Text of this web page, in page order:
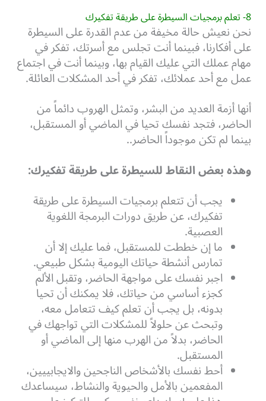
8- تعلم برمجيات السيطرة على طريقة تفكيرك
نحن نعيش حالة مخيفة من عدم القدرة على السيطرة
على أفكارنا، فبينما أنت تجلس مع أسرتك، تفكر في
مهام عملك التي عليك القيام بها، وبينما أنت في اجتماع
عمل مع أحد عملائك، تفكر في أحد المشكلات العائلة.
أنها أزمة العديد من البشر، وتمثل الهروب دائماً من
الحاضر، فتجد نفسك تحيا في الماضي أو المستقبل،
بينما لم تكن موجوداً الحاضر..
وهذه بعض النقاط للسيطرة على طريقة تفكيرك:
يجب أن تتعلم برمجيات السيطرة على طريقة
تفكيرك، عن طريق دورات البرمجة اللغوية
العصبية.
ما إن خططت للمستقبل، فما عليك إلا أن
تمارس أنشطة حياتك اليومية بشكل طبيعي.
اجبر نفسك على مواجهة الحاضر، وتقبل الألم
كجزء أساسي من حياتك، فلا يمكنك أن تحيا
بدونه، بل يجب أن تعلم كيف تتعامل معه،
وتبحث عن حلولاً للمشكلات التي تواجهك في
الحاضر، بدلاً من الهرب منها إلى الماضي أو
المستقبل.
أحط نفسك بالأشخاص الناجحين والايجابييين،
المفعمين بالأمل والحيوية والنشاط، سيساعدك